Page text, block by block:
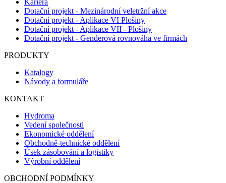
Dotační projekt - Mezinárodní veletržní akce
Dotační projekt - Aplikace VI Plošiny
Dotační projekt - Aplikace VII - Plošiny
Dotační projekt - Genderová rovnováha ve firmách
PRODUKTY
Katalogy
Návody a formuláře
KONTAKT
Hydroma
Vedení společnosti
Ekonomické oddělení
Obchodně-technické oddělení
Úsek zásobování a logistiky
Výrobní oddělení
OBCHODNÍ PODMÍNKY